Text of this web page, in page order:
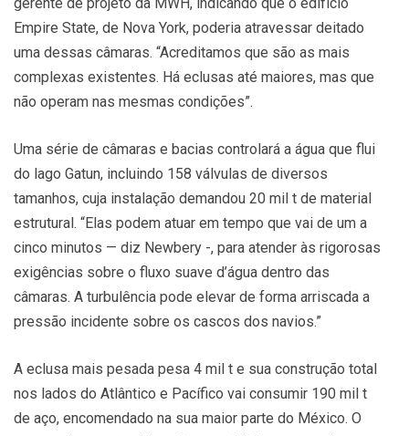
Empire State, de Nova York, poderia atravessar deitado
uma dessas câmaras. “Acreditamos que são as mais
complexas existentes. Há eclusas até maiores, mas que
não operam nas mesmas condições”.
Uma série de câmaras e bacias controlará a água que flui
do lago Gatun, incluindo 158 válvulas de diversos
tamanhos, cuja instalação demandou 20 mil t de material
estrutural. “Elas podem atuar em tempo que vai de um a
cinco minutos — diz Newbery -, para atender às rigorosas
exigências sobre o fluxo suave d’água dentro das
câmaras. A turbulência pode elevar de forma arriscada a
pressão incidente sobre os cascos dos navios.”
A eclusa mais pesada pesa 4 mil t e sua construção total
nos lados do Atlântico e Pacífico vai consumir 190 mil t
de aço, encomendado na sua maior parte do México. O